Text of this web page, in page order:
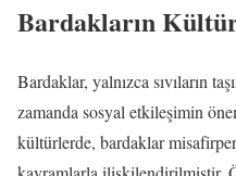
Bardakların
Bardaklar, yalnızca sıvıların
zamanda sosyal etkileşimin
kültürlerde, bardaklar